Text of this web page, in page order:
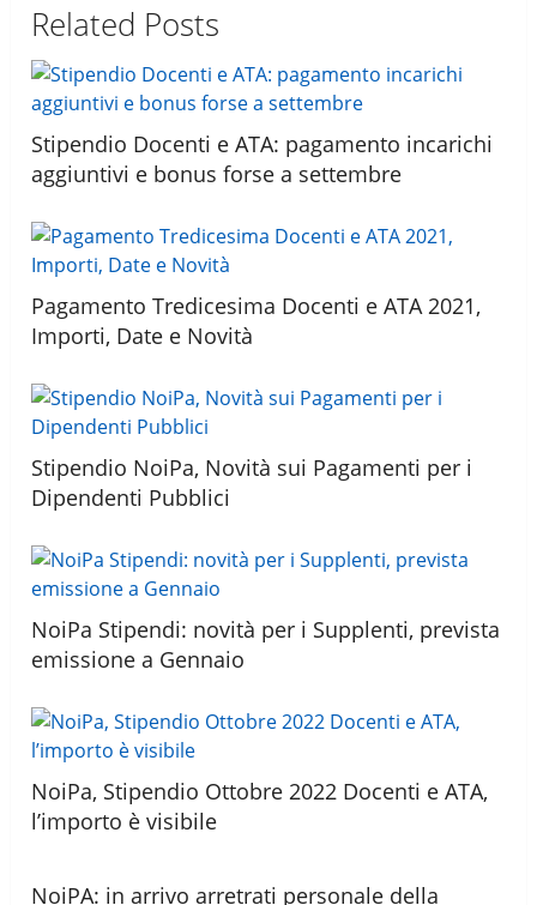
Related Posts
Stipendio Docenti e ATA: pagamento incarichi
aggiuntivi e bonus forse a settembre
Pagamento Tredicesima Docenti e ATA 2021,
Importi, Date e Novità
Stipendio NoiPa, Novità sui Pagamenti per i
Dipendenti Pubblici
NoiPa Stipendi: novità per i Supplenti, prevista
emissione a Gennaio
NoiPa, Stipendio Ottobre 2022 Docenti e ATA,
l’importo è visibile
NoiPA: in arrivo arretrati personale della